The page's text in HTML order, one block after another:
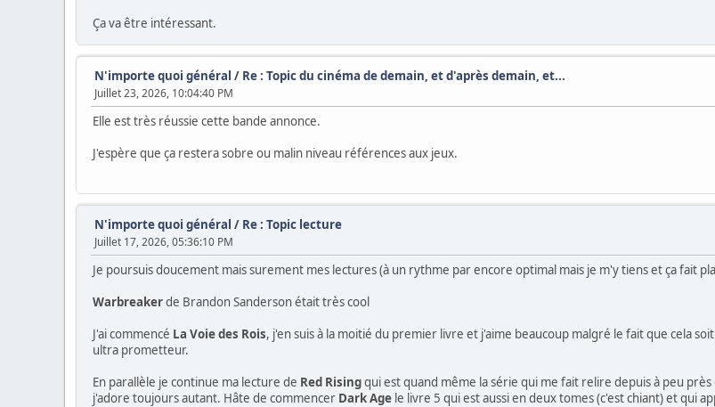
Ça va être intéressant.
N'importe quoi général / Re : Topic du cinéma de demain, et d'après demain, et...
Juillet 23, 2026, 10:04:40 PM
Elle est très réussie cette bande annonce.
J'espère que ça restera sobre ou malin niveau références aux jeux.
N'importe quoi général / Re : Topic lecture
Juillet 17, 2026, 05:36:10 PM
Je poursuis doucement mais surement mes lectures (à un rythme par encore optimal mais je m'y tiens et ça fait
Warbreakerde Brandon Sanderson était très cool
J'ai commencé La Voie des Rois, j'en suis à la moitié du premier livre et j'aime beaucoup malgré le fait que cela
ultra prometteur.
En parallèle je continue ma lecture de Red Risingqui est quand même la série qui me fait relire depuis à peu
j'adore toujours autant. Hâte de commencer Dark Age le livre 5 qui est aussi en deux tomes (c'est chiant) et qui